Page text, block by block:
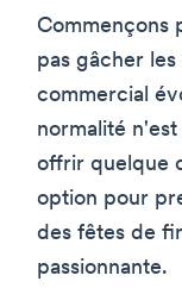
Commençons
pas gâcher
commercial
normalité
offrir quelque
option pour
des fêtes de
passionnante.